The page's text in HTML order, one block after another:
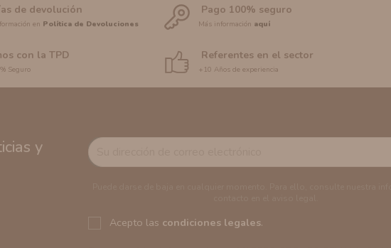
de devolución
en Política de Devoluciones
Pago 100% seguro
Más información aquí
con la TPD
Seguro
Referentes en el sector
+10 Años de experiencia
y
Acepto las condiciones legales.